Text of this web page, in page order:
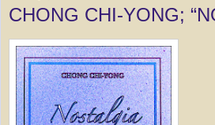
CHONG CHI-YONG;